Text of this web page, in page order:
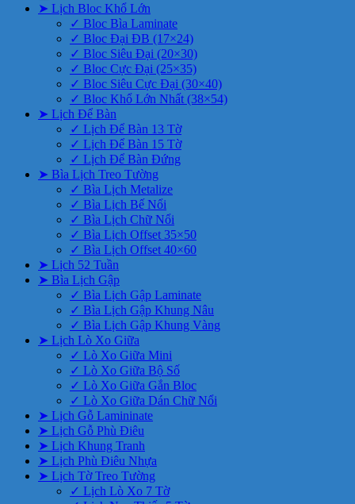
➤ Lịch Bloc Khổ Lớn
✓ Bloc Bìa Laminate
✓ Bloc Đại ĐB (17×24)
✓ Bloc Siêu Đại (20×30)
✓ Bloc Cực Đại (25×35)
✓ Bloc Siêu Cực Đại (30×40)
✓ Bloc Khổ Lớn Nhất (38×54)
➤ Lịch Để Bàn
✓ Lịch Để Bàn 13 Tờ
✓ Lịch Để Bàn 15 Tờ
✓ Lịch Để Bàn Đứng
➤ Bìa Lịch Treo Tường
✓ Bìa Lịch Metalize
✓ Bìa Lịch Bế Nổi
✓ Bìa Lịch Chữ Nổi
✓ Bìa Lịch Offset 35×50
✓ Bìa Lịch Offset 40×60
➤ Lịch 52 Tuần
➤ Bìa Lịch Gập
✓ Bìa Lịch Gập Laminate
✓ Bìa Lịch Gập Khung Nâu
✓ Bìa Lịch Gập Khung Vàng
➤ Lịch Lò Xo Giữa
✓ Lò Xo Giữa Mini
✓ Lò Xo Giữa Bộ Số
✓ Lò Xo Giữa Gắn Bloc
✓ Lò Xo Giữa Dán Chữ Nổi
➤ Lịch Gỗ Lamininate
➤ Lịch Gỗ Phù Điêu
➤ Lịch Khung Tranh
➤ Lịch Phù Điêu Nhựa
➤ Lịch Tờ Treo Tường
✓ Lịch Lò Xo 7 Tờ